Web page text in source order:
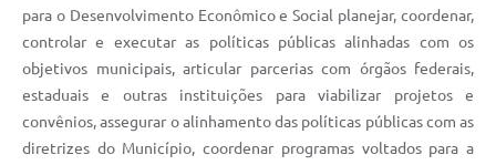
para o Desenvolvimento Econômico e Social planejar, coordenar,
controlar e executar as políticas públicas alinhadas com os
objetivos municipais, articular parcerias com órgãos federais,
estaduais e outras instituições para viabilizar projetos e
convênios, assegurar o alinhamento das políticas públicas com as
diretrizes do Município, coordenar programas voltados para a